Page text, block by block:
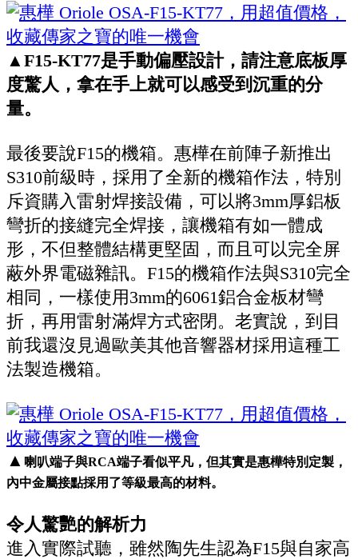
▲F15-KT77是手動偏壓設計，請注意底板厚
度驚人，拿在手上就可以感受到沉重的分
量。
最後要說F15的機箱。惠樺在前陣子新推出
S310前級時，採用了全新的機箱作法，特別
斥資購入雷射焊接設備，可以將3mm厚鋁板
彎折的接縫完全焊接，讓機箱有如一體成
形，不但整體結構更堅固，而且可以完全屏
蔽外界電磁雜訊。F15的機箱作法與S310完全
相同，一樣使用3mm的6061鋁合金板材彎
折，再用雷射滿焊方式密閉。老實說，到目
前我還沒見過歐美其他音響器材採用這種工
法製造機箱。
▲ 喇叭端子與RCA端子看似平凡，但其實是惠樺特別定製，
內中金屬接點採用了等級最高的材料。
令人驚艷的解析力
進入實際試聽，雖然陶先生認為F15與自家高